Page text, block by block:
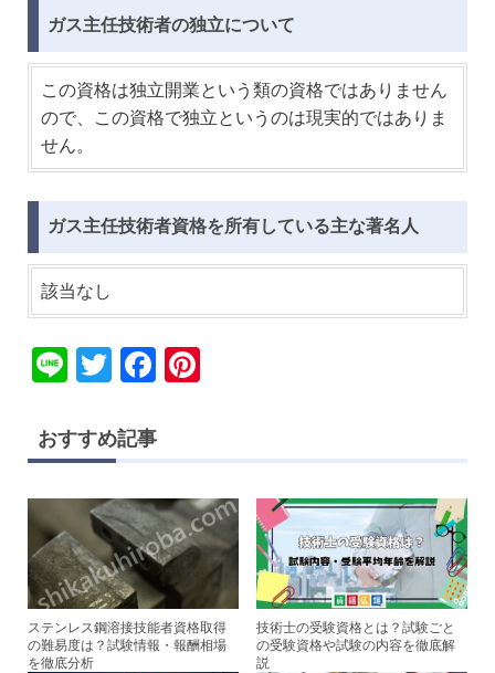
ガス主任技術者の独立について
この資格は独立開業という類の資格ではありません
ので、この資格で独立というのは現実的ではありま
せん。
ガス主任技術者資格を所有している主な著名人
該当なし
Li
e
T
tt
er
F
c
b
o
o
k
st
おすすめ記事
ステンレス鋼溶接技能者資格取得
の難易度は？試験情報・報酬相場
を徹底分析
技術士の受験資格とは？試験ごと
の受験資格や試験の内容を徹底解
説